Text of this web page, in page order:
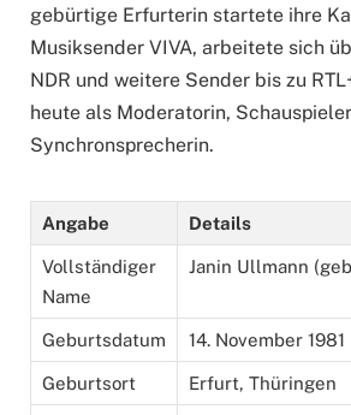
gebürtige Erfurterin startete ihre
Musiksender VIVA, arbeitete sich
NDR und weitere Sender bis zu
heute als Moderatorin,
Synchronsprecherin.
Angabe Details
Vollständiger
Name
Janin Ullmann
Geburtsdatum 14. November 1981
Geburtsort Erfurt, Thüringen